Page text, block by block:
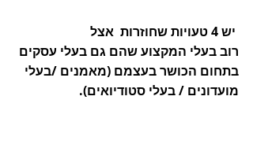
רוב בעלי המקצוע שהם גם בעלי עסקים
בתחום הכושר בעצמם (מאמנים /בעלי
מועדונים / בעלי סטודיואים).